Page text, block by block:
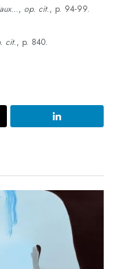
…, op. cit., p. 94-99.
cit., p. 840.